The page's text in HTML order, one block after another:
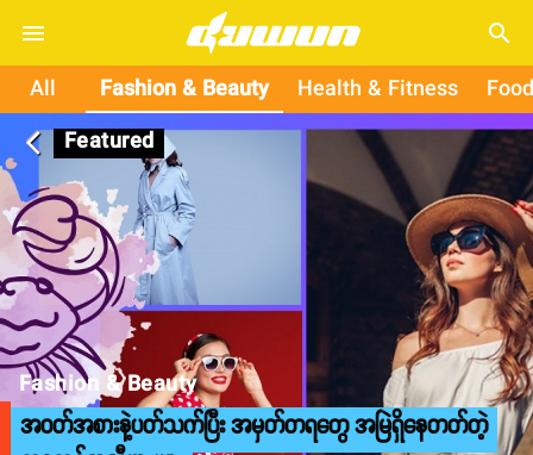
search
All Fashion & Beauty Health & Fitness
Featured
arrow_back_ios
Fashion & Beauty
အဝတ်အစားနဲ့ပတ်သက်ပြီး အမှတ်တရတွေ အမြဲရှိနေတတ်တဲ့